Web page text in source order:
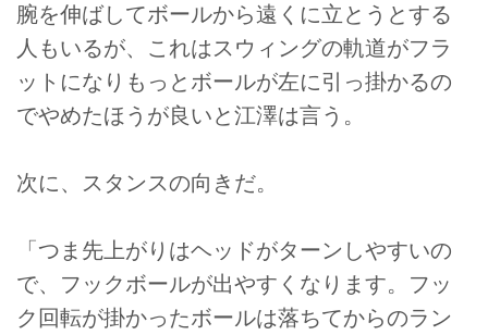
腕を伸ばしてボールから遠くに立とうとする
人もいるが、これはスウィングの軌道がフラ
ットになりもっとボールが左に引っ掛かるの
でやめたほうが良いと江澤は言う。
次に、スタンスの向きだ。
「つま先上がりはヘッドがターンしやすいの
で、フックボールが出やすくなります。フッ
ク回転が掛かったボールは落ちてからのラン